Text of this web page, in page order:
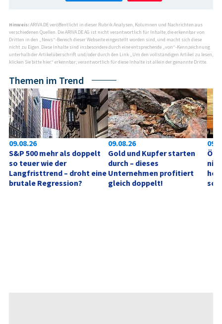
Hinweis:ARIVA.DE veröffentlicht in dieser Rubrik Analysen, Kolumnen und Nachrichten aus
verschiedenen Quellen. Die ARIVA.DE AG ist nicht verantwortlich für Inhalte, die erkennbar von
Dritten in den „News“-Bereich dieser Webseite eingestellt worden sind, und macht sich diese
nicht zu Eigen. Diese Inhalte sind insbesondere durch eine entsprechende „von“-Kennzeichnung
unterhalb der Artikelüberschrift und/oder durch den Link „Um den vollständigen Artikel zu lesen,
klicken Sie bitte hier.“ erkennbar; verantwortlich für diese Inhalte ist allein der genannte Dritte.
Themen im Trend
09.08.26
S&P 500 mehr als doppelt
so teuer wie der
Langfristtrend – droht eine
brutale Regression?
09.08.26
Gold und Kupfer starten
durch – dieses
Unternehmen profitiert
gleich doppelt!